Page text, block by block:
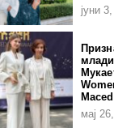
јуни
мај